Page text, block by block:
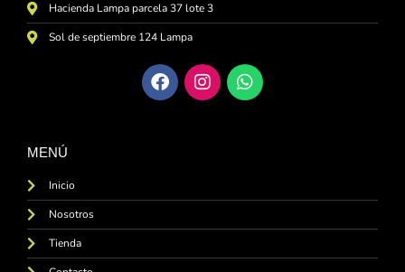
Hacienda Lampa parcela 37 lote 3
Sol de septiembre 124 Lampa
MENÚ
Inicio
Nosotros
Tienda